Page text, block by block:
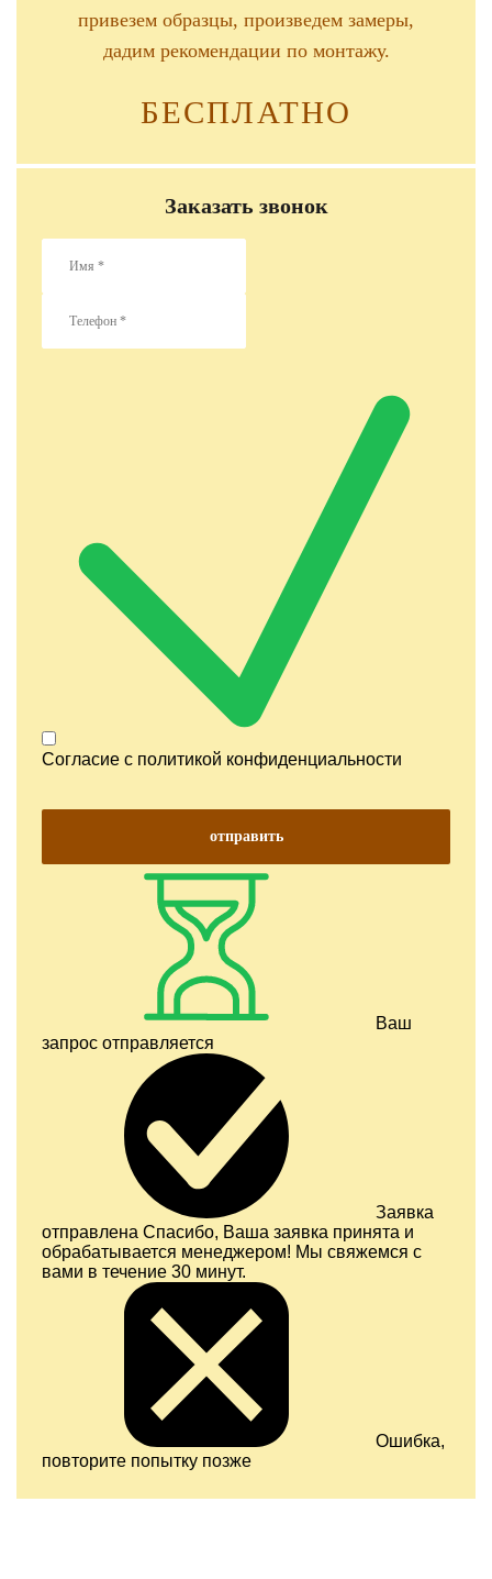
привезем образцы, произведем замеры,
дадим рекомендации по монтажу.
БЕСПЛАТНО
Заказать звонок
Согласие с политикой конфиденциальности
отправить
Ваш
запрос отправляется
Заявка
отправлена Спасибо, Ваша заявка принята и
обрабатывается менеджером! Мы свяжемся с
вами в течение 30 минут.
Ошибка,
повторите попытку позже